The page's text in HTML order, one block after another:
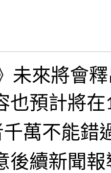
未來將會
也預計將在
萬不能錯
後續新聞報